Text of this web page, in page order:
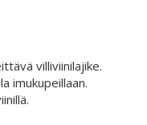
villiviinilajike.
imukupeillaan.